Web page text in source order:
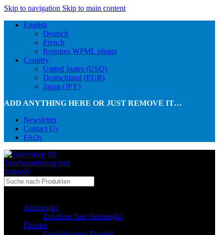
Skip to navigation Skip to main content
English
Deutsch
French
Requires WPML plugin
Country
United States (USD)
Deutschland (EUR)
Japan (JPY)
ADD ANYTHING HERE OR JUST REMOVE IT…
Newsletter
Contact Us
FAQs
Atemregler
Zubehoer fuer Atemregler
Flossen